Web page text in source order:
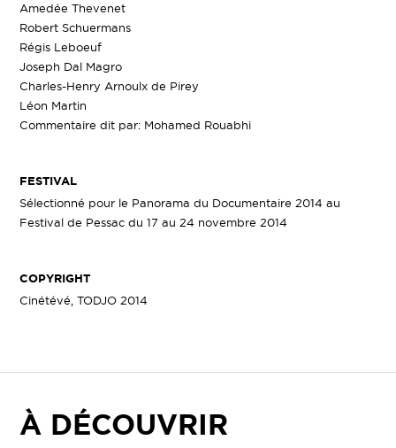
Amedée Thevenet
Robert Schuermans
Régis Leboeuf
Joseph Dal Magro
Charles-Henry Arnoulx de Pirey
Léon Martin
Commentaire dit par: Mohamed Rouabhi
FESTIVAL
Sélectionné pour le Panorama du Documentaire 2014 au
Festival de Pessac du 17 au 24 novembre 2014
COPYRIGHT
Cinétévé, TODJO 2014
À DÉCOUVRIR